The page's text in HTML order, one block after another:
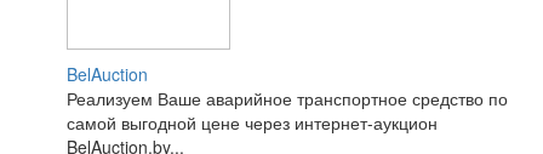
BelAuction
Реализуем Ваше аварийное транспортное средство по
самой выгодной цене через интернет-аукцион
BelAuction.by...